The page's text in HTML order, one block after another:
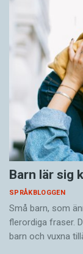
Barn lär sig
SPRÅKBLOGGEN
Små barn, som
flerordiga fraser.
barn och vuxna